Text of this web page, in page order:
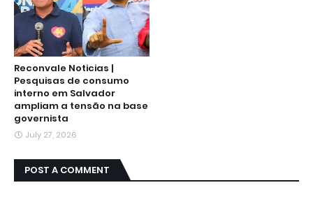
Reconvale Noticias |
Pesquisas de consumo
interno em Salvador
ampliam a tensão na base
governista
July 27, 2026
POST A COMMENT